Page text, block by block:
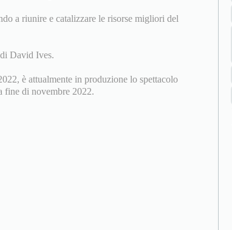
a riunire e catalizzare le risorse migliori del
David Ives.
è attualmente in produzione lo spettacolo
di novembre 2022.